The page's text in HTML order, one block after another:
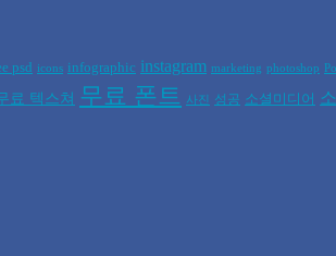
psd icons infographic instagram marketing photoshop
료 텍스쳐 무료 폰트 사진 성공 소셜미디어